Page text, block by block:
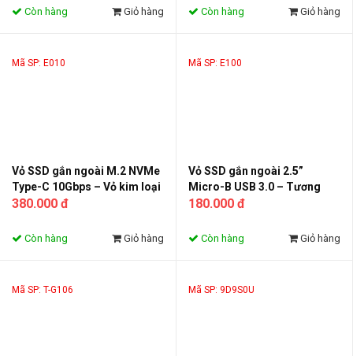
nhôm cho laptop, MacBook,
Còn hàng Giỏ hàng Còn hàng Giỏ hàng
Mã SP: E010
Vỏ SSD gắn ngoài M.2 NVMe
Type-C 10Gbps – Vỏ kim loại
tản nhiệt, hỗ trợ 4TB | E010 /
380.000 đ
Còn hàng Giỏ hàng
Mã SP: E100
Vỏ SSD gắn ngoài 2.5”
Micro-B USB 3.0 – Tương
thích SATA HDD/SSD | Bền &
180.000 đ
Còn hàng Giỏ hàng
Mã SP: T-G106 Mã SP: 9D9S0U